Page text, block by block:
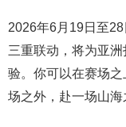
2026年6月19日至
三重联动，将为亚
验。 你可以在赛场
场之外，赴一场山海